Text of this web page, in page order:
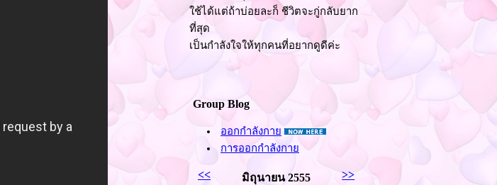
ช้ได้แต่ถ้าบ่อยละก็ ชีวิตจะกู่กลับยาก
ที่สุด
เป็นกำลังใจให้ทุกคนที่อยากดูดีค่ะ
Group Blog
ออกกำลังกา
การออกกำลังกา
<< มิถุนายน 2555 >>